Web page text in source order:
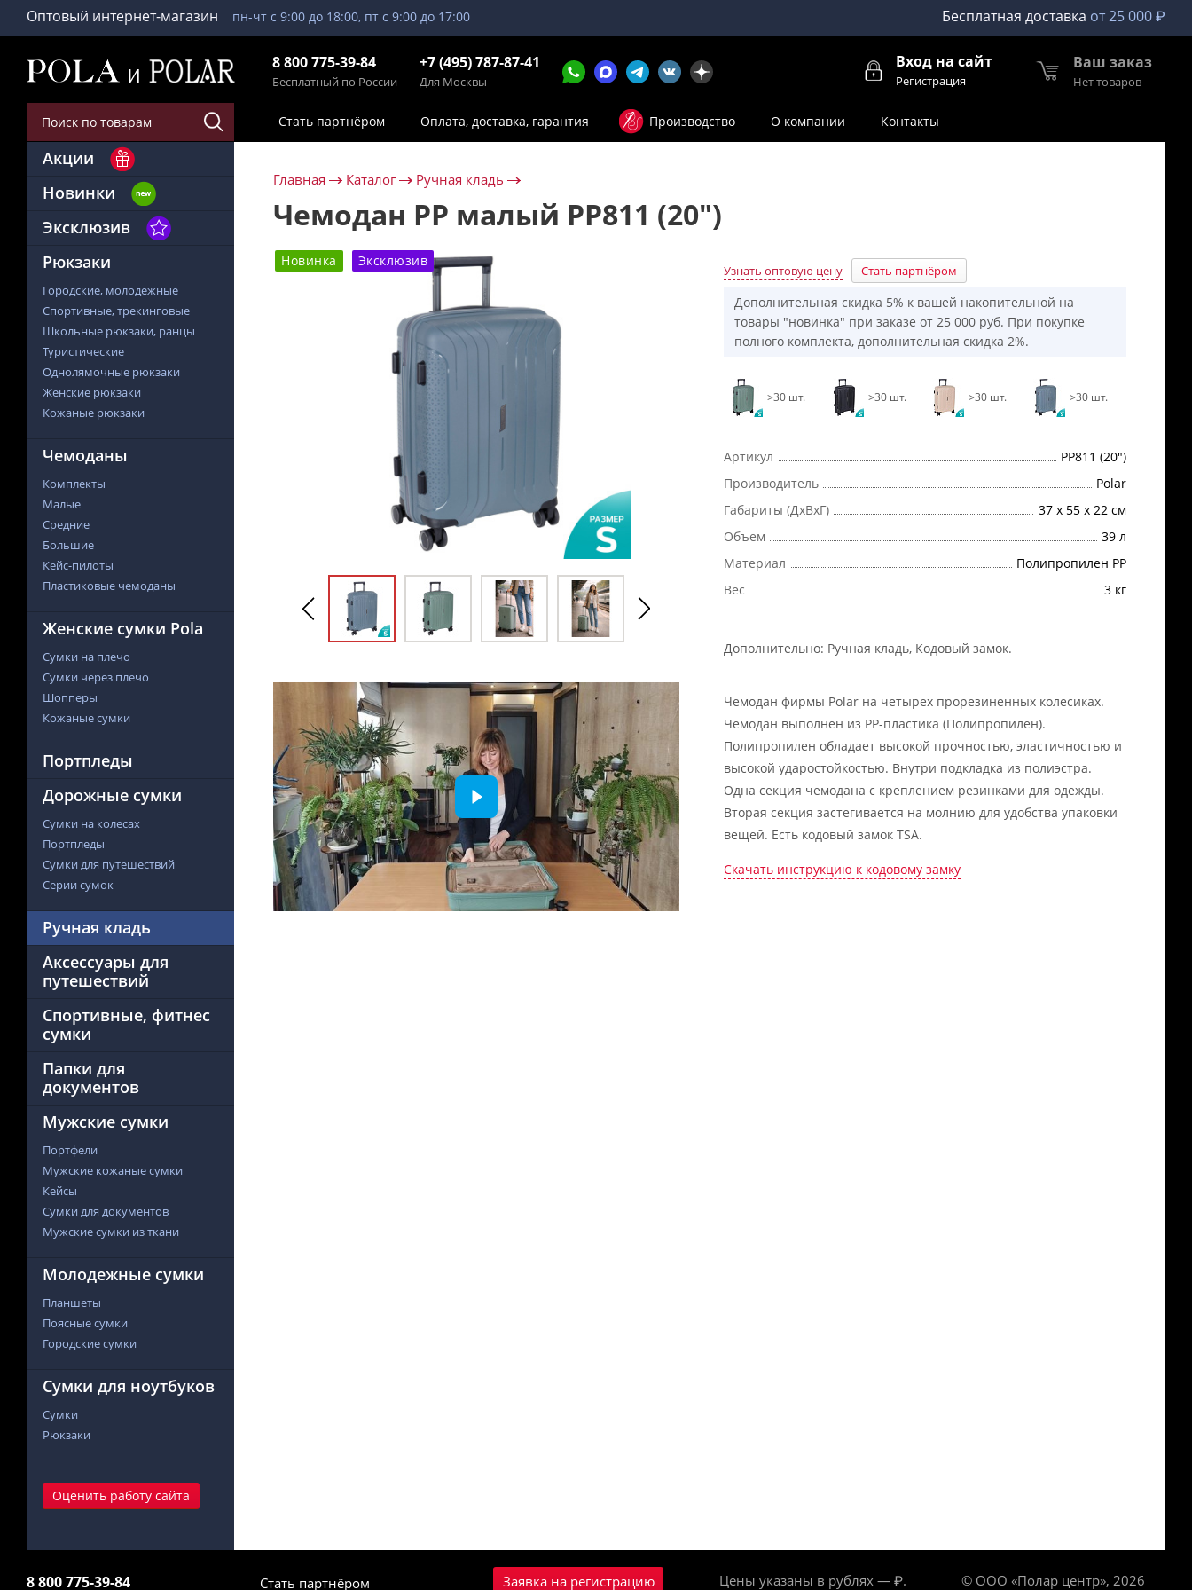
Оптовый интернет-магазин пн-чт с 9:00 до 18:00, пт с 9:00 до 17:00 Бесплатная доставка от 25 000 ₽
8 800 775-39-84
Бесплатный по России
+7 (495) 787-87-41
Для Москвы
Вход на сайт
Регистрация
Ваш заказ
Нет товаров
Стать партнёром Оплата, доставка, гарантия Производство О компании Контакты
Акции
Новинки
Эксклюзив
Рюкзаки
Городские, молодежные
Спортивные, трекинговые
Школьные рюкзаки, ранцы
Туристические
Однолямочные рюкзаки
Женские рюкзаки
Кожаные рюкзаки
Чемоданы
Комплекты
Малые
Средние
Большие
Кейс-пилоты
Пластиковые чемоданы
Женские сумки Pola
Сумки на плечо
Сумки через плечо
Шопперы
Кожаные сумки
Портпледы
Дорожные сумки
Сумки на колесах
Портпледы
Сумки для путешествий
Серии сумок
Ручная кладь
Аксессуары для
путешествий
Спортивные, фитнес
сумки
Папки для
документов
Мужские сумки
Портфели
Мужские кожаные сумки
Кейсы
Сумки для документов
Мужские сумки из ткани
Молодежные сумки
Планшеты
Поясные сумки
Городские сумки
Сумки для ноутбуков
Сумки
Рюкзаки
Оценить работу сайта
Главная Каталог Ручная кладь
Чемодан PP малый РР811 (20")
Новинка Эксклюзив
Узнать оптовую цену Стать партнёром
Дополнительная скидка 5% к вашей накопительной на
товары "новинка" при заказе от 25 000 руб. При покупке
полного комплекта, дополнительная скидка 2%.
>30 шт. >30 шт. >30 шт. >30 шт.
Артикул
РР811 (20")
Производитель
Polar
Габариты (ДхВхГ)
37 х 55 х 22 см
Объем
39 л
Материал
Полипропилен PP
Вес
3 кг
Дополнительно: Ручная кладь, Кодовый замок.
Чемодан фирмы Polar на четырех прорезиненных колесиках.
Чемодан выполнен из PP-пластика (Полипропилен).
Полипропилен обладает высокой прочностью, эластичностью и
высокой ударостойкостью. Внутри подкладка из полиэстра.
Одна секция чемодана с креплением резинками для одежды.
Вторая секция застегивается на молнию для удобства упаковки
вещей. Есть кодовый замок TSA.
Скачать инструкцию к кодовому замку
8 800 775-39-84 Стать партнёром Заявка на регистрацию Цены указаны в рублях — ₽. © ООО «Полар центр», 2026